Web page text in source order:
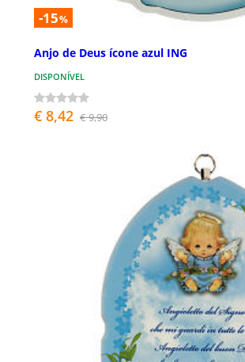
-15%
Anjo de Deus ícone azul ING
DISPONÍVEL
€ 8,42 € 9,90